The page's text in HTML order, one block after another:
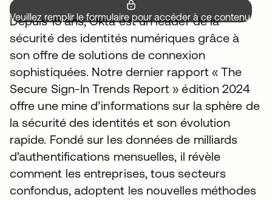
Veuillez remplir le formulaire pour accéder à ce contenu.
Depuis 15 ans, Okta est un leader de la
sécurité des identités numériques grâce à
son offre de solutions de connexion
sophistiquées. Notre dernier rapport « The
Secure Sign-In Trends Report » édition 2024
offre une mine d’informations sur la sphère de
la sécurité des identités et son évolution
rapide. Fondé sur les données de milliards
d’authentifications mensuelles, il révèle
comment les entreprises, tous secteurs
confondus, adoptent les nouvelles méthodes